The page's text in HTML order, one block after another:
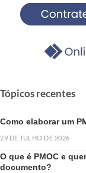
Tópicos recentes
Como elaborar um
29 DE JULHO DE 2026
O que é PMOC e
documento?